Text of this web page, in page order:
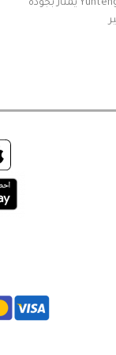
ترايبود من شركة Yunteng يمتاز بجودة